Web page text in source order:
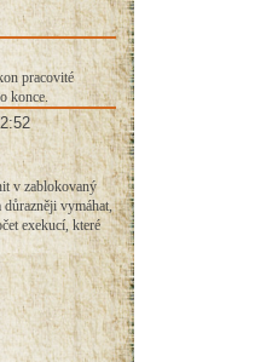
pracovité
konce.
v zablokovaný
vymáhat,
exekucí, které